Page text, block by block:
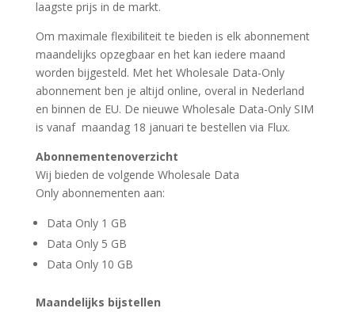
laagste prijs in de markt.
Om maximale flexibiliteit te bieden is elk abonnement
maandelijks opzegbaar en het kan iedere maand
worden bijgesteld. Met het Wholesale Data-Only
abonnement ben je altijd online, overal in Nederland
en binnen de EU. De nieuwe Wholesale Data-Only SIM
is vanaf maandag 18 januari te bestellen via Flux.
Abonnementenoverzicht
Wij bieden de volgende Wholesale Data
Onlyabonnementen aan:
Data Only1 GB
Data Only5 GB
Data Only10 GB
Maandelijks bijstellen